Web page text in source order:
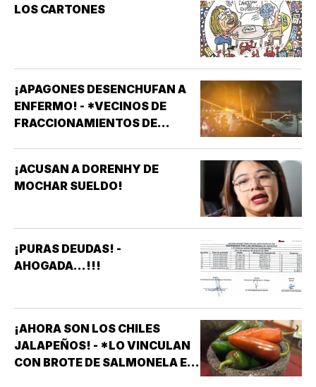
LOS CARTONES
¡APAGONES DESENCHUFAN A
ENFERMO! - *VECINOS DE
FRACCIONAMIENTOS DE
AFECTAN ELEVADORES,
TRATAMIENTOS MÉDICOS Y
¡ACUSAN A DORENHY DE
MOCHAR SUELDO!
¡PURAS DEUDAS! -
AHOGADA...!!!
¡AHORA SON LOS CHILES
JALAPEÑOS! - *LO VINCULAN
CON BROTE DE SALMONELA EN